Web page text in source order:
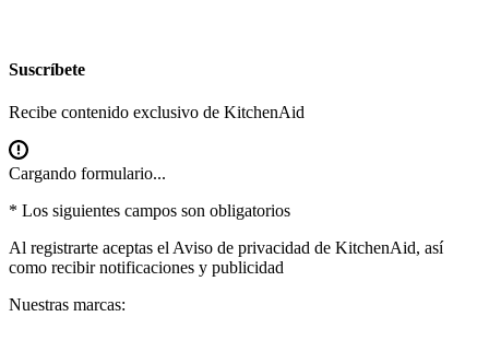
Suscríbete
Recibe contenido exclusivo de KitchenAid
Cargando formulario...
* Los siguientes campos son obligatorios
Al registrarte aceptas el Aviso de privacidad de KitchenAid, así
como recibir notificaciones y publicidad
Nuestras marcas: